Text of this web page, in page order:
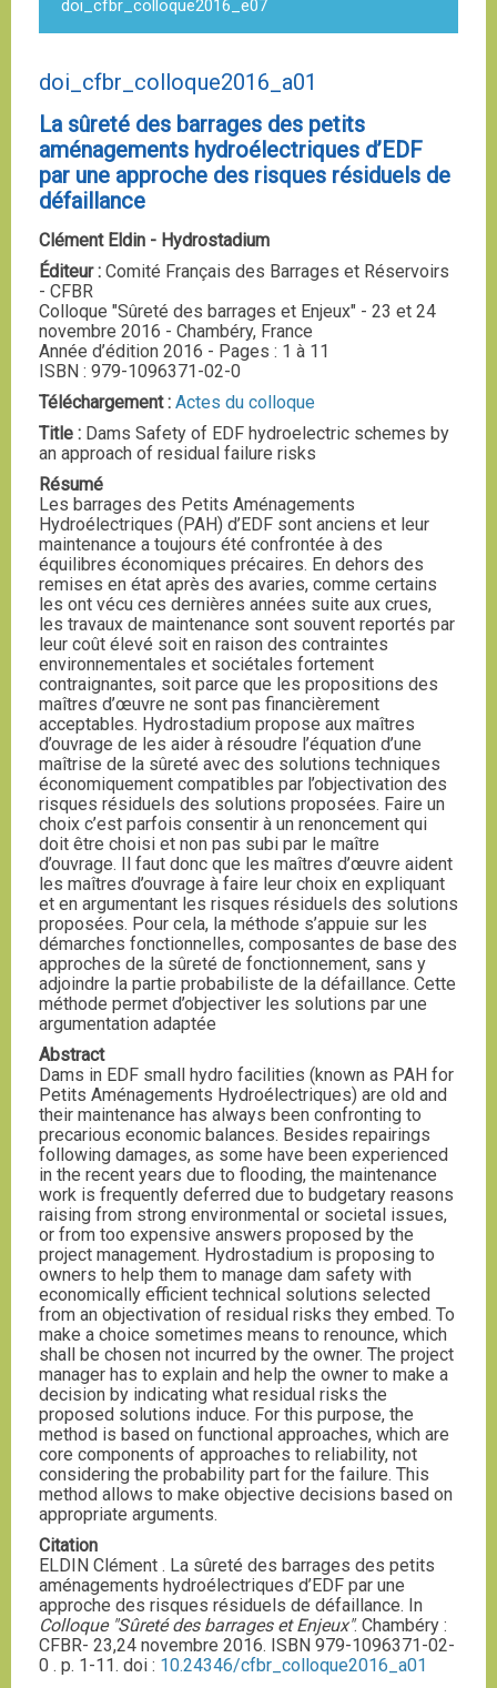
doi_cfbr_colloque2016_e07
doi_cfbr_colloque2016_a01
La sûreté des barrages des petits
aménagements hydroélectriques d’EDF
par une approche des risques résiduels de
défaillance
Clément Eldin - Hydrostadium
Éditeur : Comité Français des Barrages et Réservoirs
- CFBR
Colloque "Sûreté des barrages et Enjeux" - 23 et 24
novembre 2016 - Chambéry, France
Année d’édition 2016 - Pages : 1 à 11
ISBN : 979-1096371-02-0
Téléchargement : Actes du colloque
Title : Dams Safety of EDF hydroelectric schemes by
an approach of residual failure risks
Résumé
Les barrages des Petits Aménagements
Hydroélectriques (PAH) d’EDF sont anciens et leur
maintenance a toujours été confrontée à des
équilibres économiques précaires. En dehors des
remises en état après des avaries, comme certains
les ont vécu ces dernières années suite aux crues,
les travaux de maintenance sont souvent reportés par
leur coût élevé soit en raison des contraintes
environnementales et sociétales fortement
contraignantes, soit parce que les propositions des
maîtres d’œuvre ne sont pas financièrement
acceptables. Hydrostadium propose aux maîtres
d’ouvrage de les aider à résoudre l’équation d’une
maîtrise de la sûreté avec des solutions techniques
économiquement compatibles par l’objectivation des
risques résiduels des solutions proposées. Faire un
choix c’est parfois consentir à un renoncement qui
doit être choisi et non pas subi par le maître
d’ouvrage. Il faut donc que les maîtres d’œuvre aident
les maîtres d’ouvrage à faire leur choix en expliquant
et en argumentant les risques résiduels des solutions
proposées. Pour cela, la méthode s’appuie sur les
démarches fonctionnelles, composantes de base des
approches de la sûreté de fonctionnement, sans y
adjoindre la partie probabiliste de la défaillance. Cette
méthode permet d’objectiver les solutions par une
argumentation adaptée
Abstract
Dams in EDF small hydro facilities (known as PAH for
Petits Aménagements Hydroélectriques) are old and
their maintenance has always been confronting to
precarious economic balances. Besides repairings
following damages, as some have been experienced
in the recent years due to flooding, the maintenance
work is frequently deferred due to budgetary reasons
raising from strong environmental or societal issues,
or from too expensive answers proposed by the
project management. Hydrostadium is proposing to
owners to help them to manage dam safety with
economically efficient technical solutions selected
from an objectivation of residual risks they embed. To
make a choice sometimes means to renounce, which
shall be chosen not incurred by the owner. The project
manager has to explain and help the owner to make a
decision by indicating what residual risks the
proposed solutions induce. For this purpose, the
method is based on functional approaches, which are
core components of approaches to reliability, not
considering the probability part for the failure. This
method allows to make objective decisions based on
appropriate arguments.
Citation
ELDIN Clément . La sûreté des barrages des petits
aménagements hydroélectriques d’EDF par une
approche des risques résiduels de défaillance. In
Colloque "Sûreté des barrages et Enjeux". Chambéry :
CFBR- 23,24 novembre 2016. ISBN 979-1096371-02-
0 . p. 1-11. doi : 10.24346/cfbr_colloque2016_a01